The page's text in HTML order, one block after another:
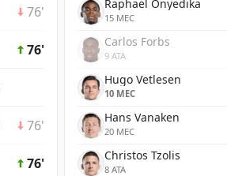
76'
76'
76'
76'
Raphael Onyedika
15 MEC
Carlos Forbs
9 ATA
Hugo Vetlesen
10 MEC
Hans Vanaken
20 MEC
Christos Tzolis
8 ATA